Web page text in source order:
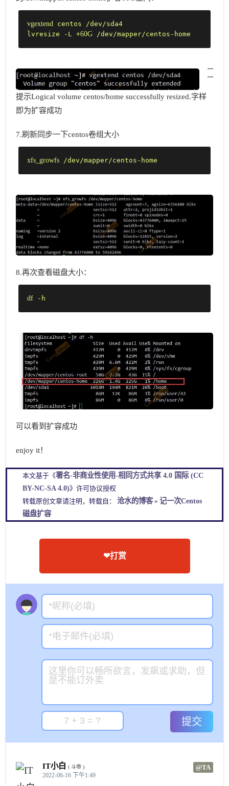
vgextend centos /dev/sda4
lvresize -L +60G /dev/mapper/centos-home
提示Logical volume centos/home successfully resized.字样
即为扩容成功
7.刷新同步一下centos卷组大小
xfs_growfs /dev/mapper/centos-home
8.再次查看磁盘大小：
df -h
可以看到扩容成功
enjoy it！
本文基于《署名-非商业性使用-相同方式共享 4.0 国际 (CC
BY-NC-SA 4.0)》许可协议授权
转载原创文章请注明，转载自： 沧水的博客» 记一次Centos
磁盘扩容
❤打赏
提交
IT小白 @TA
( 斗帝 )
2022-06-16 下午1:49